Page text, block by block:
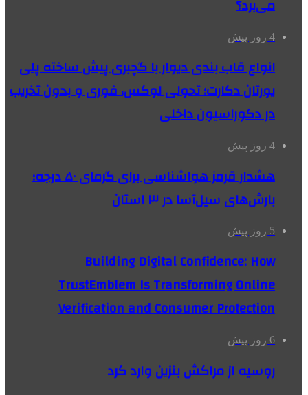
می‌برد؟
4 روز پیش
انواع قاب بندی دیوار با گچبری پیش ساخته پلی
یورتان دکارت؛ تحولی لوکس، فوری و بدون تخریب
در دکوراسیون داخلی
4 روز پیش
هشدار قرمز هواشناسی برای گرمای ۵۰ درجه؛
بارش‌های سیل‌آسا در ۳ استان
5 روز پیش
Building Digital Confidence: How
TrustEmblem Is Transforming Online
Verification and Consumer Protection
6 روز پیش
روسیه از مراکش بنزین وارد کرد